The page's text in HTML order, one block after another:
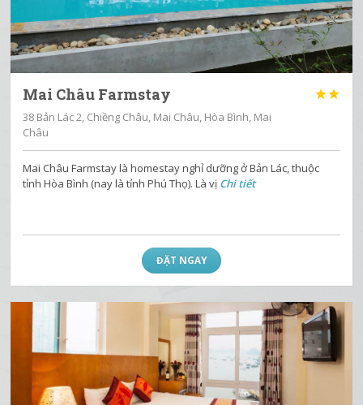
Mai Châu Farmstay 
38 Bản Lác 2, Chiềng Châu, Mai Châu, Hòa Bình, Mai
Châu
Mai Châu Farmstay là homestay nghỉ dưỡng ở Bản Lác, thuộc
tỉnh Hòa Bình (nay là tỉnh Phú Thọ). Là vị Chi tiết
ĐẶT NGAY